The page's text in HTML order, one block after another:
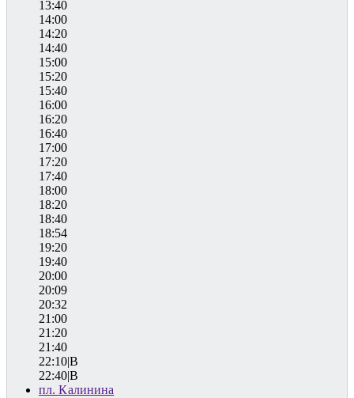
13:40
14:00
14:20
14:40
15:00
15:20
15:40
16:00
16:20
16:40
17:00
17:20
17:40
18:00
18:20
18:40
18:54
19:20
19:40
20:00
20:09
20:32
21:00
21:20
21:40
22:10|B
22:40|B
пл. Калинина